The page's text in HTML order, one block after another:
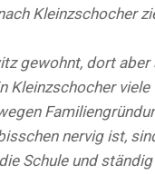
Kleinzschocher
gewohnt, dort aber
Kleinzschocher
nervig ist,
Schule und